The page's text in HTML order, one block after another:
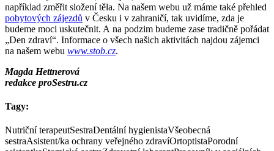
například změřit složení těla. Na našem webu už máme také přehled
pobytových zájezdů v Česku i v zahraničí, tak uvidíme, zda je
budeme moci uskutečnit. A na podzim budeme zase tradičně pořádat
„Den zdraví“. Informace o všech našich aktivitách najdou zájemci
na našem webu www.stob.cz.
Magda Hettnerová
redakce proSestru.cz
Tagy:
Nutriční terapeutSestraDentální hygienistaVšeobecná
sestraAsistent/ka ochrany veřejného zdravíOrtoptistaPorodní